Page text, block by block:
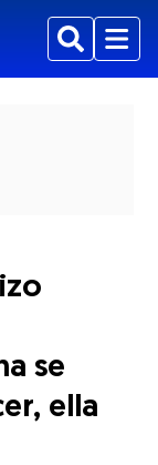
BuscarMenu
se
ella